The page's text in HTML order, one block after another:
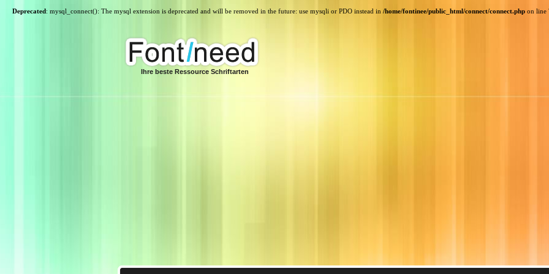
Deprecated: mysql_connect(): The mysql extension is deprecated and will be removed in the future: use mysqli or PDO instead in /home/fontinee/public_html/connect/connect.php on line
Ihre beste Ressource Schriftarten